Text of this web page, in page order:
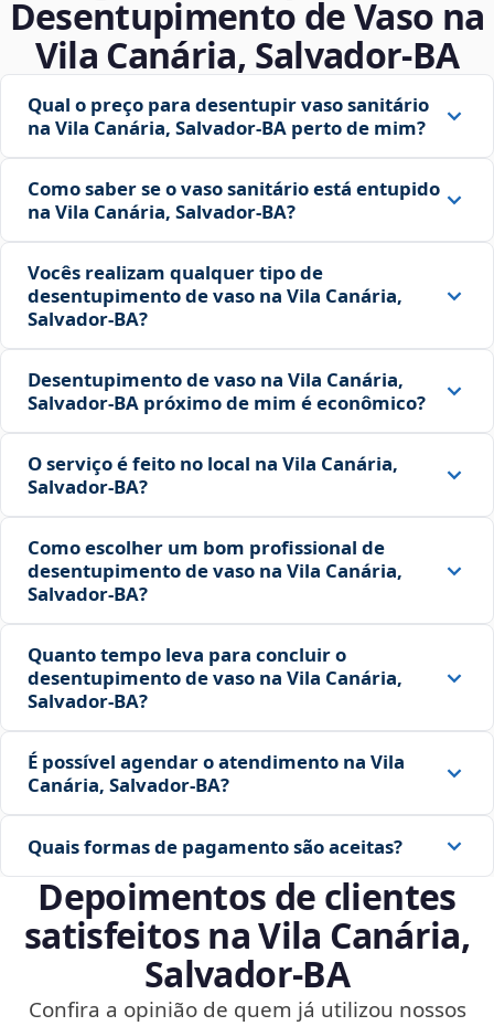
Desentupimento de Vaso na
Vila Canária, Salvador‑BA
Qual o preço para desentupir vaso sanitário
na Vila Canária, Salvador‑BA perto de mim?
Como saber se o vaso sanitário está entupido
na Vila Canária, Salvador‑BA?
Vocês realizam qualquer tipo de
desentupimento de vaso na Vila Canária,
Salvador‑BA?
Desentupimento de vaso na Vila Canária,
Salvador‑BA próximo de mim é econômico?
O serviço é feito no local na Vila Canária,
Salvador‑BA?
Como escolher um bom profissional de
desentupimento de vaso na Vila Canária,
Salvador‑BA?
Quanto tempo leva para concluir o
desentupimento de vaso na Vila Canária,
Salvador‑BA?
É possível agendar o atendimento na Vila
Canária, Salvador‑BA?
Quais formas de pagamento são aceitas?
Depoimentos de clientes
satisfeitos na Vila Canária,
Salvador‑BA
Confira a opinião de quem já utilizou nossos